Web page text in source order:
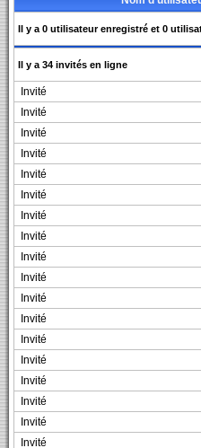
Il y a 0 utilisateur enregistré et 0
Il y a 34 invités en ligne
Invité
Invité
Invité
Invité
Invité
Invité
Invité
Invité
Invité
Invité
Invité
Invité
Invité
Invité
Invité
Invité
Invité
Invité